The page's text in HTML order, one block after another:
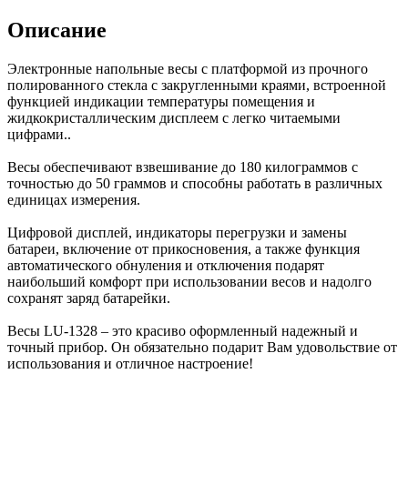
Описание
Электронные напольные весы с платформой из прочного
полированного стекла с закругленными краями, встроенной
функцией индикации температуры помещения и
жидкокристаллическим дисплеем с легко читаемыми
цифрами..
Весы обеспечивают взвешивание до 180 килограммов с
точностью до 50 граммов и способны работать в различных
единицах измерения.
Цифровой дисплей, индикаторы перегрузки и замены
батареи, включение от прикосновения, а также функция
автоматического обнуления и отключения подарят
наибольший комфорт при использовании весов и надолго
сохранят заряд батарейки.
Весы LU-1328 – это красиво оформленный надежный и
точный прибор. Он обязательно подарит Вам удовольствие от
использования и отличное настроение!